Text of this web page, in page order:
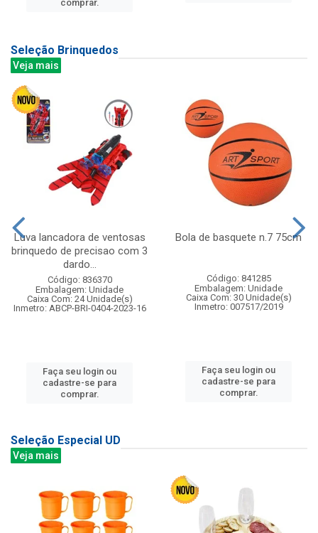
comprar.
Seleção Brinquedos
Veja mais
Luva lancadora de ventosas
brinquedo de precisao com 3
dardo...
Código: 836370
Embalagem: Unidade
Caixa Com: 24 Unidade(s)
Inmetro: ABCP-BRI-0404-2023-16
Faça seu login ou
cadastre-se para
comprar.
Bola de basquete n.7 75cm
Código: 841285
Embalagem: Unidade
Caixa Com: 30 Unidade(s)
Inmetro: 007517/2019
Faça seu login ou
cadastre-se para
comprar.
Seleção Especial UD
Veja mais